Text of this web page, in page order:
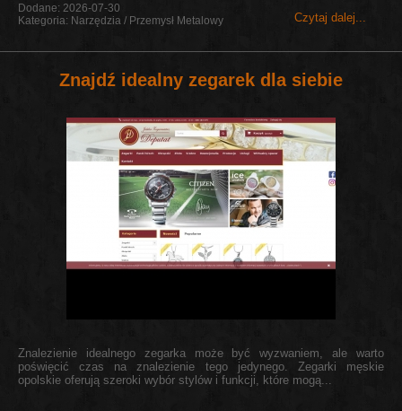
Czytaj dalej...
Dodane: 2026-07-30
Kategoria: Narzędzia / Przemysł Metalowy
Znajdź idealny zegarek dla siebie
Znalezienie idealnego zegarka może być wyzwaniem, ale warto
poświęcić czas na znalezienie tego jedynego. Zegarki męskie
opolskie oferują szeroki wybór stylów i funkcji, które mogą...